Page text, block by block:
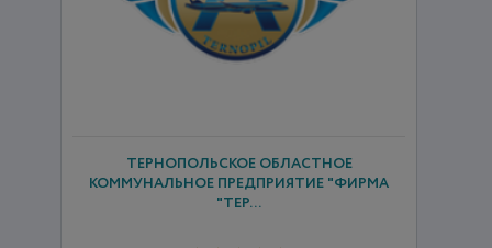
ТЕРНОПОЛЬСКОЕ ОБЛАСТНОЕ
КОММУНАЛЬНОЕ ПРЕДПРИЯТИЕ "ФИРМА
"ТЕР...